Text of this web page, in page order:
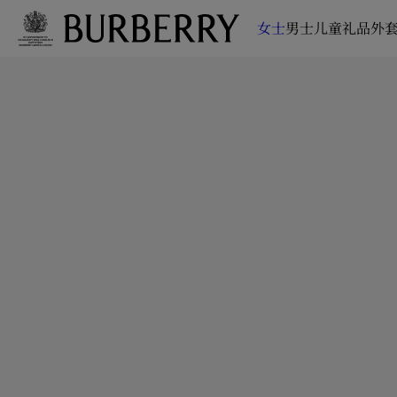
女士男士儿童礼品外